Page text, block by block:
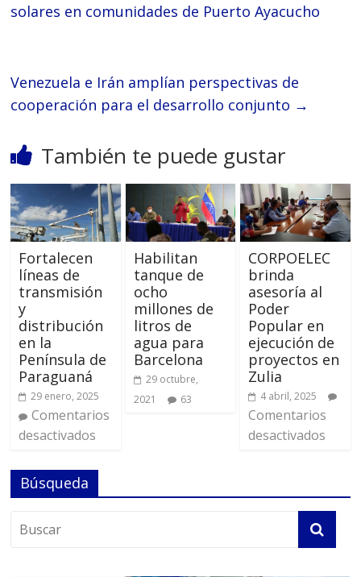
solares en comunidades de Puerto Ayacucho
Venezuela e Irán amplían perspectivas de
cooperación para el desarrollo conjunto →
También te puede gustar
Fortalecen
líneas de
transmisión
y
distribución
en la
Península de
Paraguaná
29 enero, 2025
Comentarios
desactivados
Habilitan
tanque de
ocho
millones de
litros de
agua para
Barcelona
29 octubre,
2021
63
CORPOELEC
brinda
asesoría al
Poder
Popular en
ejecución de
proyectos en
Zulia
4 abril, 2025
Comentarios
desactivados
Búsqueda